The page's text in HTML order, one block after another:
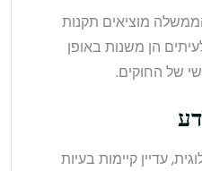
מוציאים תקנות
הן משנות באופן
של החוקים.
עדיין קיימות בעיות